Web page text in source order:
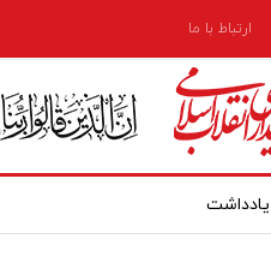
ارتباط با ما
یادداشت